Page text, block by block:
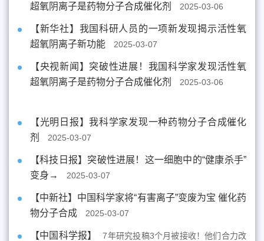
超氧阴离子是药物分子合成催化剂
2025-03-06
【新华社】我国科研人员的一项新发现揭示活性氧
超氧阴离子新功能
2025-03-07
【央视新闻】突破性进展！我国科学家发现活性氧
超氧阴离子是药物分子合成催化剂
2025-03-06
【光明日报】我科学家发现一种药物分子合成催化
剂
2025-03-07
【科技日报】突破性进展！这一细胞中的“健康杀手”
变身→
2025-03-07
【中新社】中国科学家将“有害离子”变废为宝 催化药
物分子合成
2025-03-07
【中国科学报】
7年研究投稿3个月被接收！他们合力改